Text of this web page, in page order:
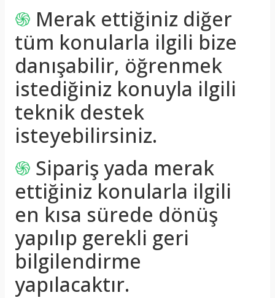
֍ Merak ettiğiniz diğer
tüm konularla ilgili bize
danışabilir, öğrenmek
istediğiniz konuyla ilgili
teknik destek
isteyebilirsiniz.
֍ Sipariş yada merak
ettiğiniz konularla ilgili
en kısa sürede dönüş
yapılıp gerekli geri
bilgilendirme
yapılacaktır.